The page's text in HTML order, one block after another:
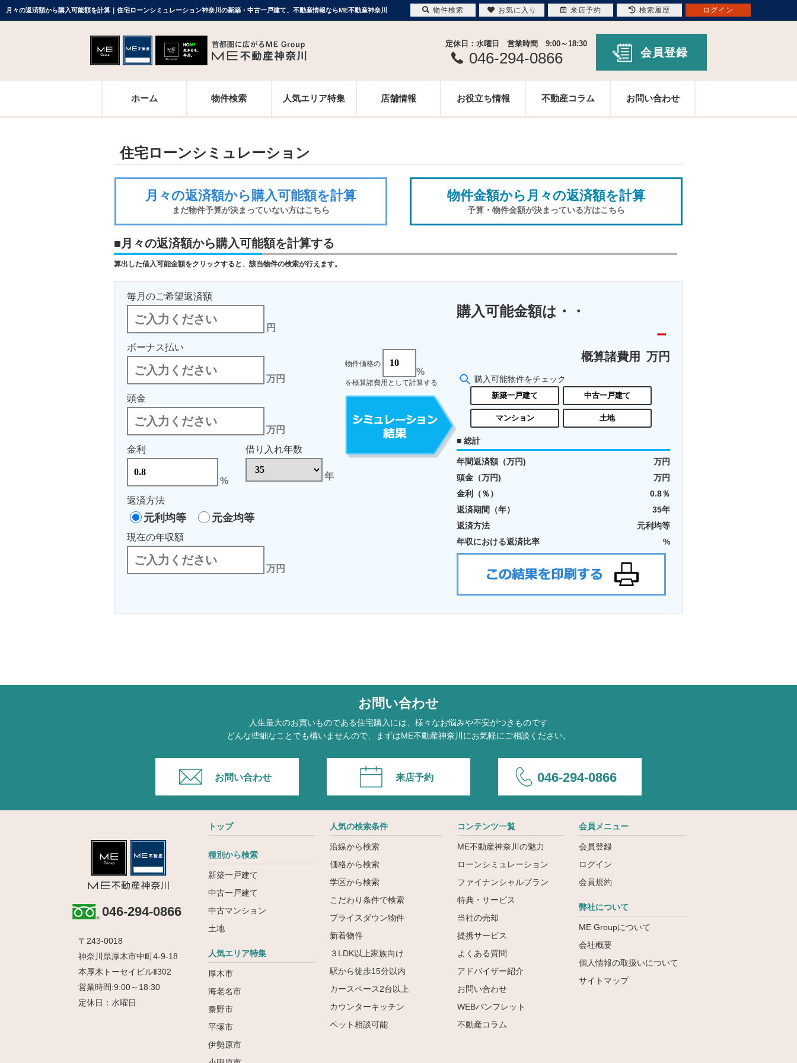
月々の返済額から購入可能額を計算｜住宅ローンシミュレーション神奈川の新築・中古一戸建て、不動産情報ならME不動産神奈川
定休日：水曜日 営業時間 9:00～18:30
046-294-0866 会員登録
ホーム 物件検索 人気エリア特集 店舗情報 お役立ち情報 不動産コラム お問い合わせ
住宅ローンシミュレーション
月々の返済額から購入可能額を計算
まだ物件予算が決まっていない方はこちら
物件金額から月々の返済額を計算
予算・物件金額が決まっている方はこちら
■月々の返済額から購入可能額を計算する
算出した借入可能金額をクリックすると、該当物件の検索が行えます。
毎月のご希望返済額
円
ボーナス払い
万円
頭金
万円
金利
%
借り入れ年数
年
返済方法
元利均等 元金均等
現在の年収額
万円
物件価格の
%
を概算諸費用として計算する
購入可能金額は・・
－
概算諸費用 万円
購入可能物件をチェック
新築一戸建て 中古一戸建て
マンション 土地
■ 総計
年間返済額（万円)
万円
頭金（万円)
万円
金利（％）
0.8％
返済期間（年）
35年
返済方法
元利均等
年収における返済比率
%
お問い合わせ
人生最大のお買いものである住宅購入には、様々なお悩みや不安がつきものです
どんな些細なことでも構いませんので、まずはME不動産神奈川にお気軽にご相談ください。
お問い合わせ 来店予約 046-294-0866
046-294-0866
〒243-0018
神奈川県厚木市中町4-9-18
本厚木トーセイビルⅡ302
営業時間:9:00～18:30
定休日：水曜日
トップ
種別から検索
新築一戸建て
中古一戸建て
中古マンション
土地
人気エリア特集
厚木市
海老名市
秦野市
平塚市
伊勢原市
人気の検索条件
沿線から検索
価格から検索
学区から検索
こだわり条件で検索
プライスダウン物件
新着物件
３LDK以上家族向け
駅から徒歩15分以内
カースペース2台以上
カウンターキッチン
ペット相談可能
コンテンツ一覧
ME不動産神奈川の魅力
ローンシミュレーション
ファイナンシャルプラン
特典・サービス
当社の売却
提携サービス
よくある質問
アドバイザー紹介
お問い合わせ
WEBパンフレット
不動産コラム
会員メニュー
会員登録
ログイン
会員規約
弊社について
ME Groupについて
会社概要
個人情報の取扱いについて
サイトマップ
物件検索 お気に入り 来店予約 検索履歴 ログイン